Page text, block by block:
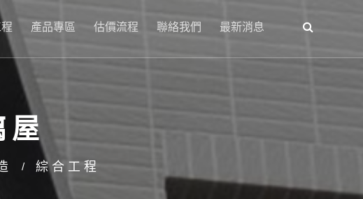
產品專區 估價流程 聯絡我們 最新消息
綜合工程